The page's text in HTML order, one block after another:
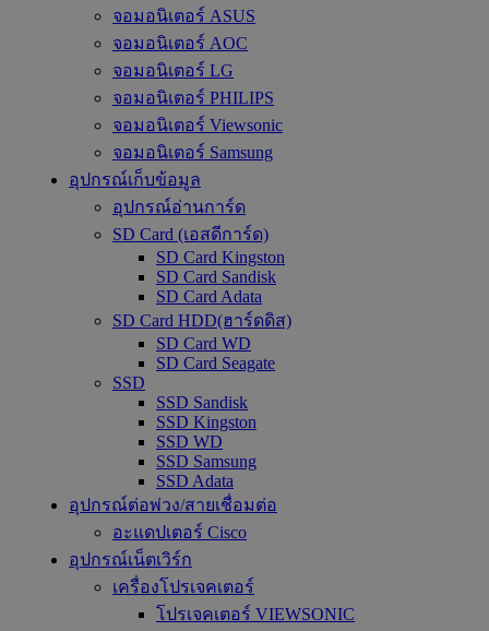
จอมอนิเตอร์ ASUS
จอมอนิเตอร์ AOC
จอมอนิเตอร์ LG
จอมอนิเตอร์ PHILIPS
จอมอนิเตอร์ Viewsonic
จอมอนิเตอร์ Samsung
อุปกรณ์เก็บข้อมูล
อุปกรณ์อ่านการ์ด
SD Card (เอสดีการ์ด)
SD Card Kingston
SD Card Sandisk
SD Card Adata
SD Card HDD(ฮาร์ดดิส)
SD Card WD
SD Card Seagate
SSD
SSD Sandisk
SSD Kingston
SSD WD
SSD Samsung
SSD Adata
อุปกรณ์ต่อพ่วง/สายเชื่อมต่อ
อะแดปเตอร์ Cisco
อุปกรณ์เน็ตเวิร์ก
เครื่องโปรเจคเตอร์
โปรเจคเตอร์ VIEWSONIC